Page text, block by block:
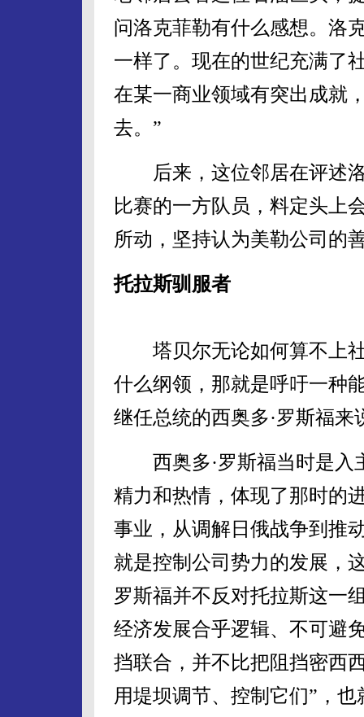
问洛克菲勒有什么感想。洛
一样了。现在的世纪充满了
在某一商业领域有突出成就
去。”
后来，这位邻居在评述洛
比赛的一方队员，料定头上
所动，坚持认为美勒公司的
托拉斯驯服者
塔贝尔无论如何算不上社
什么纲领，那就是呼吁一种
继任总统的西奥多·罗斯福
西奥多·罗斯福当时是入
精力和热情，体现了那时的
事业，从调解日俄战争到推
就是控制公司势力的发展，
罗斯福并不反对托拉斯这一
经济发展合乎逻辑、不可避
挡联合，并不比把阻挡密西
用堤坝调节、控制它们”，